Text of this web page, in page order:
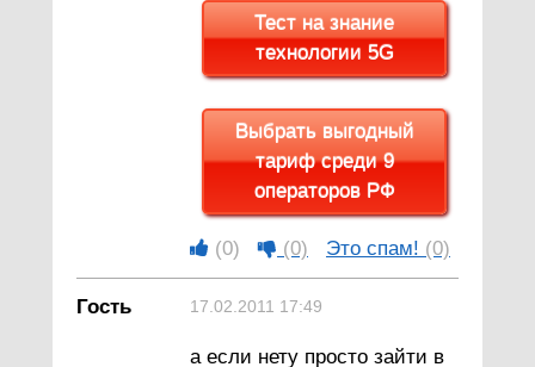
Тест на знание
технологии 5G
Выбрать выгодный
тариф среди 9
операторов РФ
(0) (0) Это спам! (0)
Гость 17.02.2011 17:49
а если нету просто зайти в